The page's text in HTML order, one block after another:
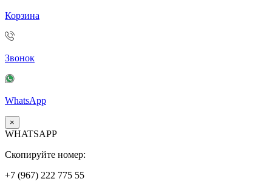
Корзина
Звонок
WhatsApp
×
WHATSAPP
Скопируйте номер:
+7 (967) 222 775 55